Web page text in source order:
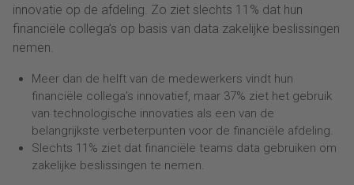
innovatie op de afdeling. Zo ziet slechts 11% dat hun
financiële collega’s op basis van data zakelijke beslissingen
nemen.
Meer dan de helft van de medewerkers vindt hun
financiële collega’s innovatief, maar 37% ziet het gebruik
van technologische innovaties als een van de
belangrijkste verbeterpunten voor de financiële afdeling.
Slechts 11% ziet dat financiële teams data gebruiken om
zakelijke beslissingen te nemen.